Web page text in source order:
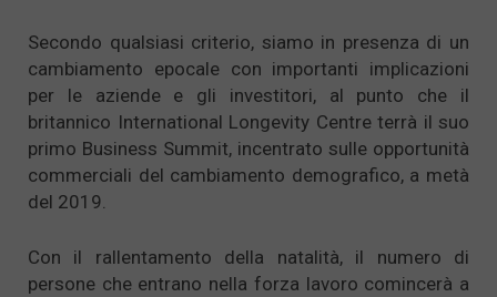
Secondo qualsiasi criterio, siamo in presenza di un
cambiamento epocale con importanti implicazioni
per le aziende e gli investitori, al punto che il
britannico International Longevity Centre terrà il suo
primo Business Summit, incentrato sulle opportunità
commerciali del cambiamento demografico, a metà
del 2019.
Con il rallentamento della natalità, il numero di
persone che entrano nella forza lavoro comincerà a